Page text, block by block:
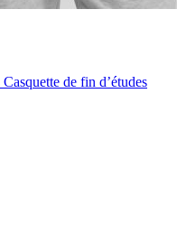
de fin d’études